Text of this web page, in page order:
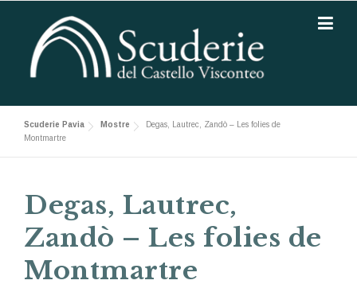
Scuderie Pavia Mostre
Degas, Lautrec, Zandò – Les folies de
Montmartre
Degas, Lautrec,
Zandò – Les folies de
Montmartre